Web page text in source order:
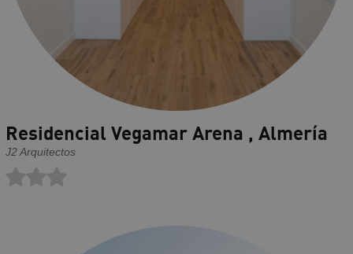
Residencial Vegamar Arena , Almería
J2 Arquitectos